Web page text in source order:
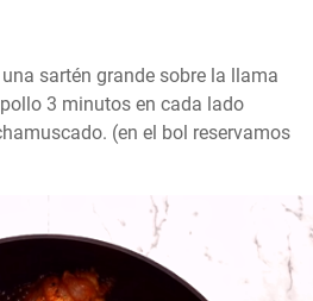
sartén grande sobre la llama
3 minutos en cada lado
(en el bol reservamos